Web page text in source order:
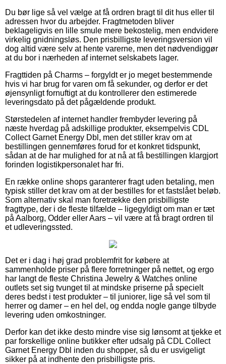
Du bør lige så vel vælge at få ordren bragt til dit hus eller til
adressen hvor du arbejder. Fragtmetoden bliver
beklageligvis en lille smule mere bekostelig, men endvidere
virkelig gnidningsløs. Den prisbilligste leveringsversion vil
dog altid være selv at hente varerne, men det nødvendiggør
at du bor i nærheden af internet selskabets lager.
Fragttiden på Charms – forgyldt er jo meget bestemmende
hvis vi har brug for varen om få sekunder, og derfor er det
øjensynligt fornuftigt at du kontrollerer den estimerede
leveringsdato på det pågældende produkt.
Størstedelen af internet handler frembyder levering på
næste hverdag på adskillige produkter, eksempelvis CDL
Collect Garnet Energy Dbl, men det stiller krav om at
bestillingen gennemføres forud for et konkret tidspunkt,
sådan at de har mulighed for at nå at få bestillingen klargjort
forinden logistikpersonalet har fri.
En række online shops garanterer fragt uden betaling, men
typisk stiller det krav om at der bestilles for et fastslået beløb.
Som alternativ skal man foretrække den prisbilligste
fragttype, der i de fleste tilfælde – ligegyldigt om man er tæt
på Aalborg, Odder eller Aars – vil være at få bragt ordren til
et udleveringssted.
Det er i dag i høj grad problemfrit for købere at
sammenholde priser på flere forretninger på nettet, og ergo
har langt de fleste Christina Jewelry & Watches online
outlets set sig tvunget til at mindske priserne på specielt
deres bedst i test produkter – til juniorer, lige så vel som til
herrer og damer – en hel del, og endda nogle gange tilbyde
levering uden omkostninger.
Derfor kan det ikke desto mindre vise sig lønsomt at tjekke et
par forskellige online butikker efter udsalg på CDL Collect
Garnet Energy Dbl inden du shopper, så du er usvigeligt
sikker på at indhente den prisbilligste pris.